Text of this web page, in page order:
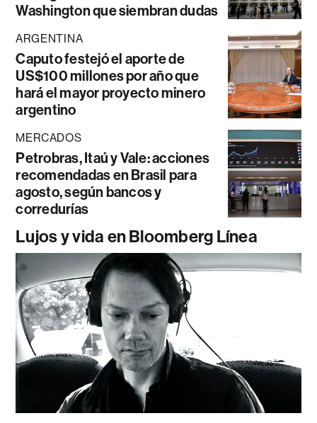
Washington que siembran dudas
ARGENTINA
Caputo festejó el aporte de
US$100 millones por año que
hará el mayor proyecto minero
argentino
MERCADOS
Petrobras, Itaú y Vale: acciones
recomendadas en Brasil para
agosto, según bancos y
corredurías
Lujos y vida en Bloomberg Línea